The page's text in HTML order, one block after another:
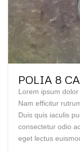
POLIA 8
Lorem ipsum
Nam efficitur
Duis quis iaculis
consectetur odio
eget lectus